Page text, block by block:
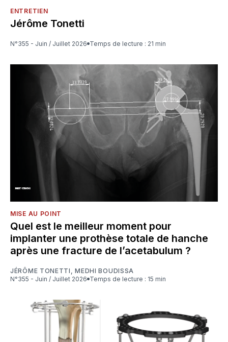
ENTRETIEN
Jérôme Tonetti
N°355 - Juin / Juillet 2026 Temps de lecture : 21 min
MISE AU POINT
Quel est le meilleur moment pour
implanter une prothèse totale de hanche
après une fracture de l’acetabulum ?
JÉRÔME TONETTI ,MEDHI BOUDISSA
N°355 - Juin / Juillet 2026
Temps de lecture : 15 min